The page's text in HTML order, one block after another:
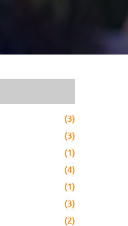
(3)
(3)
(1)
(4)
(1)
(3)
(2)